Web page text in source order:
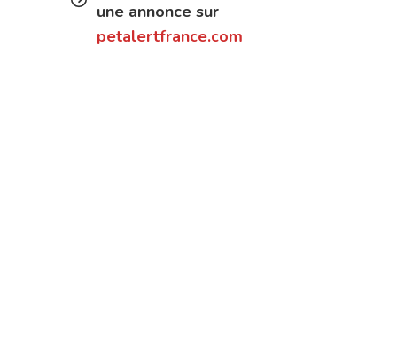
une annonce sur
petalertfrance.com